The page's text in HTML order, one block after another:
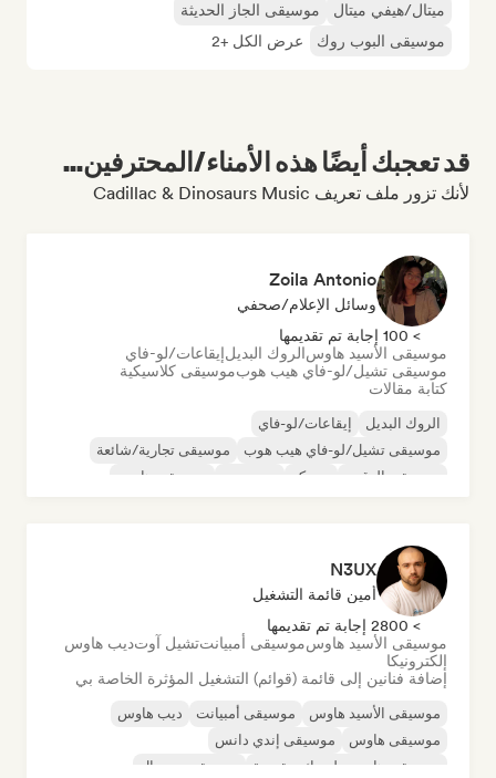
ميتال/هيفي ميتال
موسيقى الجاز الحديثة
موسيقى البوب روك
عرض الكل +2
قد تعجبك أيضًا هذه الأمناء/المحترفين...
لأنك تزور ملف تعريف Cadillac & Dinosaurs Music
Zoila Antonio
وسائل الإعلام/صحفي
> 100 إجابة تم تقديمها
موسيقى الأسيد هاوسالروك البديلإيقاعات/لو-فاي
موسيقى تشيل/لو-فاي هيب هوبموسيقى كلاسيكية
كتابة مقالات
الروك البديل
إيقاعات/لو-فاي
موسيقى تشيل/لو-فاي هيب هوب
موسيقى تجارية/شائعة
موسيقى الرقص
ديسكو موسيقى هاوس
N3UX
أمين قائمة التشغيل
> 2800 إجابة تم تقديمها
موسيقى الأسيد هاوسموسيقى أمبيانتتشيل آوتديب هاوس
إلكترونيكا
إضافة فنانين إلى قائمة (قوائم) التشغيل المؤثرة الخاصة بي
موسيقى الأسيد هاوس موسيقى أمبيانت
ديب هاوس
موسيقى هاوس
موسيقى إندي دانس
موسيقى هاوس ملوديك وتقدمية
موسيقى مينيمال